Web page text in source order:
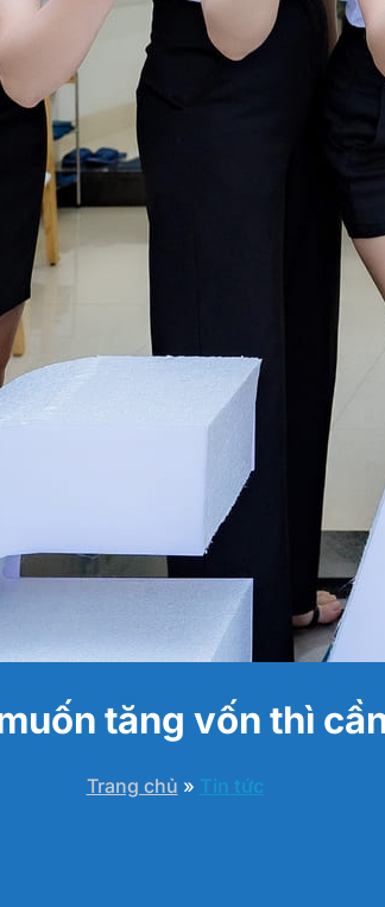
tăng vốn thì
Trang chủ » Tin tức